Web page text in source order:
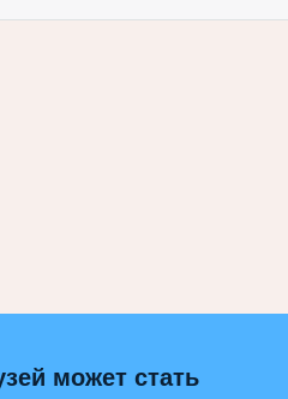
может стать